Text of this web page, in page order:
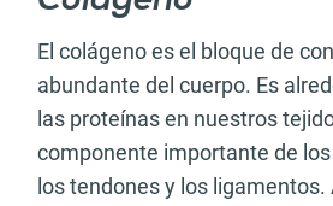
El colágeno es el bloque de
abundante del cuerpo. Es
las proteínas en nuestros
componente importante de
los tendones y los